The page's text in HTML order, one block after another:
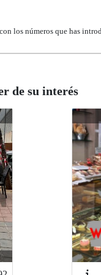
los números que has
de su interés
Z-987
Z-987